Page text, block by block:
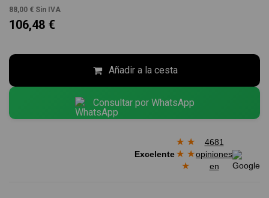
88,00 € Sin IVA
106,48 €
Añadir a la cesta
Consultar por WhatsApp
Excelente
★ ★
★ ★
★
4681
opiniones
en